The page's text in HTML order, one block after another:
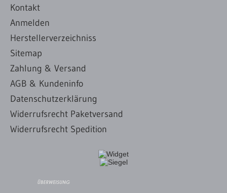
Kontakt
Anmelden
Herstellerverzeichniss
Sitemap
Zahlung & Versand
AGB & Kundeninfo
Datenschutzerklärung
Widerrufsrecht Paketversand
Widerrufsrecht Spedition